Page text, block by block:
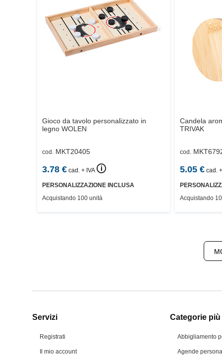
Gioco da tavolo personalizzato in
legno WOLEN
cod. MKT20405
3.78 € cad. + IVA 🛈
PERSONALIZZAZIONE INCLUSA
Acquistando 100 unità
Candela
TRIVAK
cod.
5.05€ cad.
Acquistando
Servizi
Registrati
Il mio account
Categorie
Abbigliamento
Agende